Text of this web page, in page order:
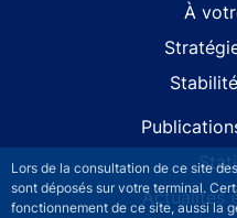
Lors de la consultation de ce site
sont déposés sur votre terminal.
fonctionnement de ce site, aussi la
À
Actualités